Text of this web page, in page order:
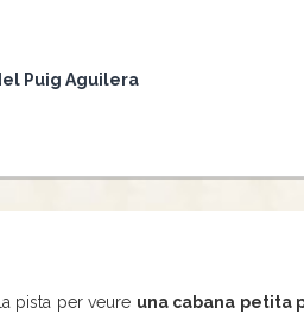
Puig Aguilera
pista per veure una cabana petita